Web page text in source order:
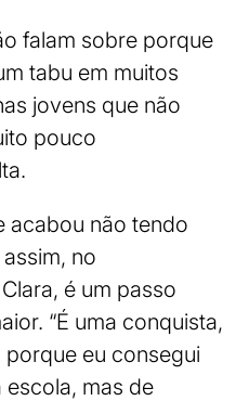
falam sobre porque
tabu em muitos
jovens que não
pouco
acabou não tendo
no
é um passo
“É uma conquista,
eu consegui
mas de